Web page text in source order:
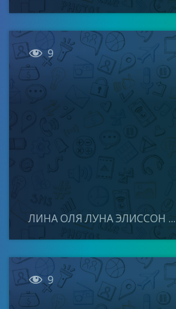
 9
ЛИНА ОЛЯ ЛУНА ЭЛИССОН ...
 9